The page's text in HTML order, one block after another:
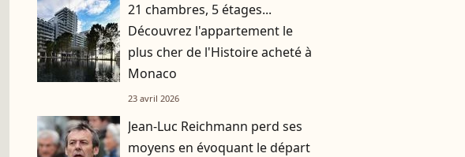
21 chambres, 5 étages...
Découvrez l'appartement le
plus cher de l'Histoire acheté à
Monaco
23 avril 2026
Jean-Luc Reichmann perd ses
moyens en évoquant le départ